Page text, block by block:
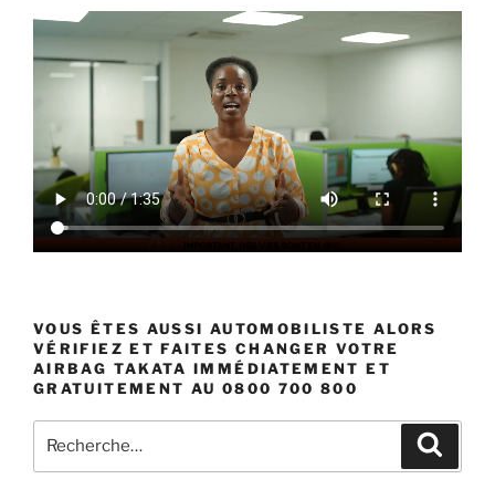
VOUS ÊTES AUSSI AUTOMOBILISTE ALORS
VÉRIFIEZ ET FAITES CHANGER VOTRE
AIRBAG TAKATA IMMÉDIATEMENT ET
GRATUITEMENT AU 0800 700 800
pour